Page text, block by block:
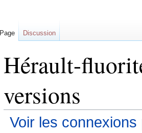
Hérault-
versions
Voir les
Page Discussion